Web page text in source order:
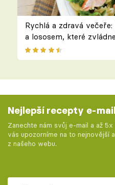
Rychlá a zdravá
a lososem, které
Nejlepší recepty e-
Zanechte nám svůj e-mail a až
vás upozorníme na to nejnovější
z našeho webu.